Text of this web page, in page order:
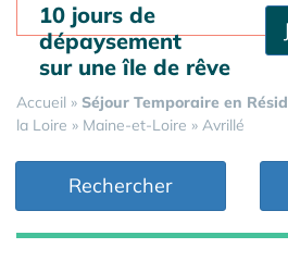
10 jours de
dépaysement
sur une île de rêve
Accueil » Séjour Temporaire en
la Loire » Maine-et-Loire » Avrillé
Rechercher